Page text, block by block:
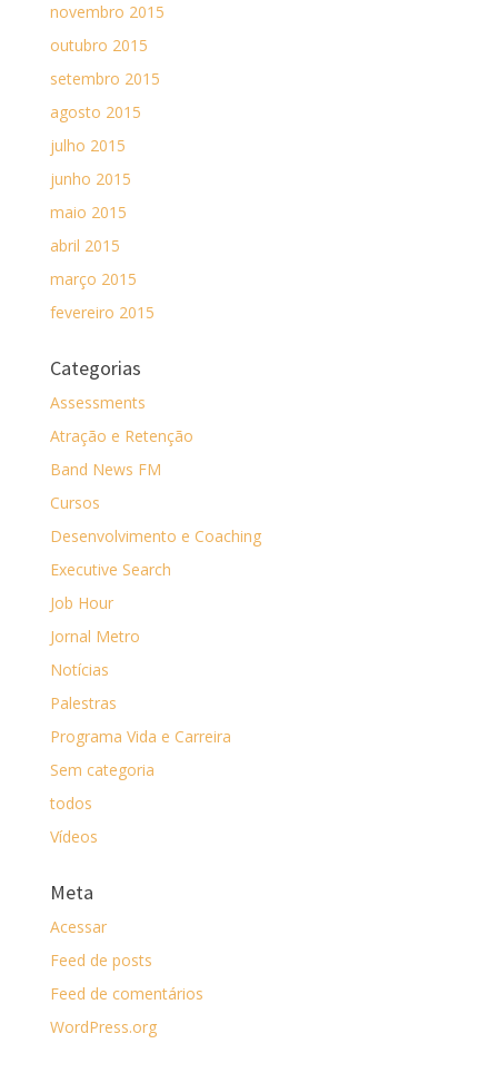
novembro 2015
outubro 2015
setembro 2015
agosto 2015
julho 2015
junho 2015
maio 2015
abril 2015
março 2015
fevereiro 2015
Categorias
Assessments
Atração e Retenção
Band News FM
Cursos
Desenvolvimento e Coaching
Executive Search
Job Hour
Jornal Metro
Notícias
Palestras
Programa Vida e Carreira
Sem categoria
todos
Vídeos
Meta
Acessar
Feed de posts
Feed de comentários
WordPress.org